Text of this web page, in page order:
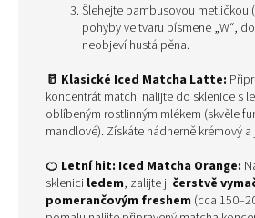
Šlehejte bambusovou metličkou
pohyby ve tvaru písmene „W“,
neobjeví hustá pěna.
🥛 Klasické Iced Matcha Latte:
koncentrát matchi nalijte do sklenice s
oblíbeným rostlinným mlékem (skvěle
mandlové). Získáte nádherně krémový
🍊 Letní hit: Iced Matcha Orange:
sklenici ledem, zalijte ji čerstvě
pomerančovým freshem (cca